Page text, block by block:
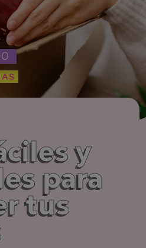
y
para
tus